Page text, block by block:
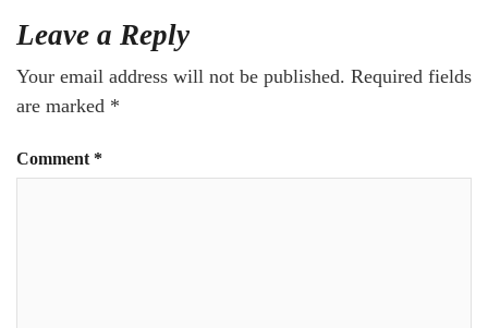
Leave a Reply
Your email address will not be published. Required fields
are marked *
Comment *